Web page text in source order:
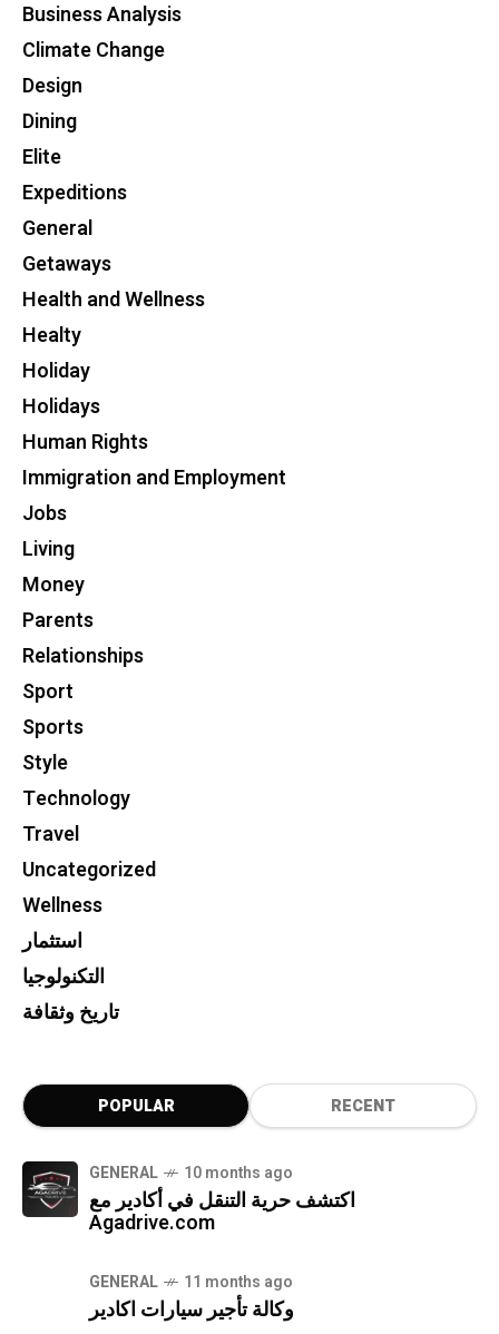
Business Analysis
Climate Change
Design
Dining
Elite
Expeditions
General
Getaways
Health and Wellness
Healty
Holiday
Holidays
Human Rights
Immigration and Employment
Jobs
Living
Money
Parents
Relationships
Sport
Sports
Style
Technology
Travel
Uncategorized
Wellness
استثمار
التكنولوجيا
تاريخ وثقافة
POPULAR RECENT
GENERAL 10 months ago
اكتشف حرية التنقل في أكادير مع
Agadrive.com
GENERAL 11 months ago
وكالة تأجير سيارات اكادير